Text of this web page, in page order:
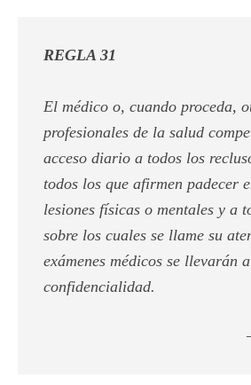
REGLA 31
El médico o, cuando proceda,
profesionales de la salud
acceso diario a todos los
todos los que afirmen padecer
lesiones físicas o mentales y a
sobre los cuales se llame su
exámenes médicos se llevarán
confidencialidad.